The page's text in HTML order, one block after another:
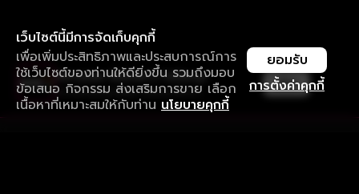
เว็บไซต์นี้มีการจัดเก็บคุกกี้
เพื่อเพิ่มประสิทธิภาพและประสบการณ์การ
ใช้เว็บไซต์ของท่านให้ดียิ่งขึ้น รวมถึงมอบ
ข้อเสนอ กิจกรรม ส่งเสริมการขาย เลือก
เนื้อหาที่เหมาะสมให้กับท่าน นโยบายคุกกี้
การตั้งค่าคุกกี้
ยอมรับ
ใช้งานแอป ลื่นไหลกว่า ไม่มีสะดุด
ดาวน์โหลดแอปเพื่อการรับชมที่ดีกว่า เปิด